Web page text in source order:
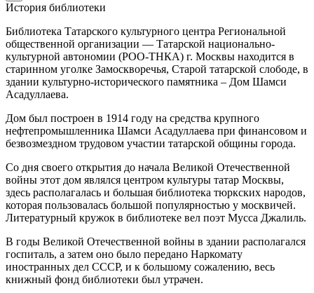
История библиотеки
Библиотека Татарского культурного центра Региональной
общественной организации — Татарской национально-
культурной автономии (РОО-ТНКА) г. Москвы находится в
старинном уголке Замоскворечья, Старой татарской слободе, в
здании культурно-исторического памятника – Дом Шамси
Асадуллаева.
Дом был построен в 1914 году на средства крупного
нефтепромышленника Шамси Асадуллаева при финансовом и
безвозмездном трудовом участии татарской общины города.
Со дня своего открытия до начала Великой Отечественной
войны этот дом являлся центром культуры татар Москвы,
здесь располагалась и большая библиотека тюркских народов,
которая пользовалась большой популярностью у москвичей.
Литературный кружок в библиотеке вел поэт Мусса Джалиль.
В годы Великой Отечественной войны в здании располагался
госпиталь, а затем оно было передано Наркомату
иностранных дел СССР, и к большому сожалению, весь
книжный фонд библиотеки был утрачен.